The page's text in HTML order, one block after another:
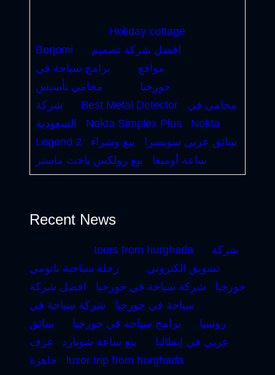
Holiday cottage
Borjomi
افضل شركة تصميم
مواقع
برامج سياحة في
جورجيا
محامي تأسيس
شركة
Best Metal Detector
محامي في
السعودية
Nokta Simplex Plus
Nokta
Legend 2
سائق عربى سويسرا
بيع وشراء
ساعة أوميغا
بيع رولكس ياخت ماستر
Recent News
tours from hurghada
شركة
تسويق الكتروني
رحلة سياحية باتومي
جورجيا
شركة سياحة في جورجيا
افضل شركة
سياحة في جورجيا
شركة سياحة في
روسيا
برامج سياحة في جورجيا
سائق
عربي في إيطاليا
بيع ساعة شوبارد
غرف
جاهزة
luxor trip from hurghada